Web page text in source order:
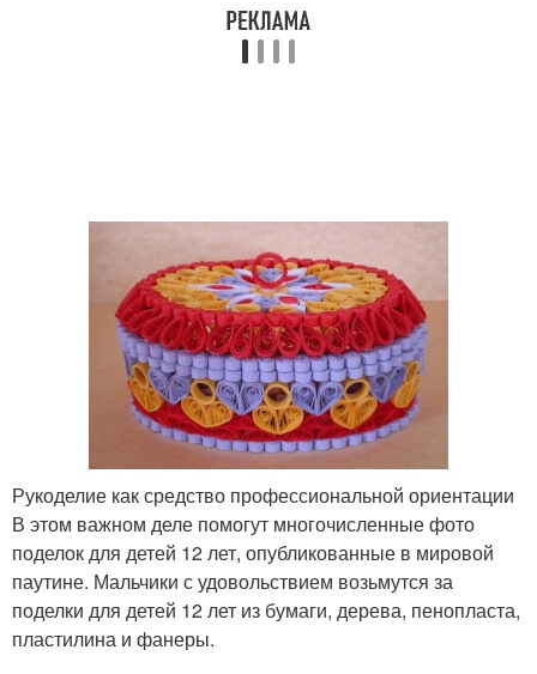
Рукоделие как средство профессиональной ориентации
В этом важном деле помогут многочисленные фото
поделок для детей 12 лет, опубликованные в мировой
паутине. Мальчики с удовольствием возьмутся за
поделки для детей 12 лет из бумаги, дерева, пенопласта,
пластилина и фанеры.